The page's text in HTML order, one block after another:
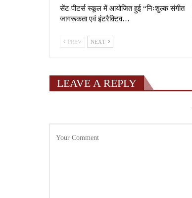
सेंट पीटर्स स्कूल में आयोजित हुई “निःशुल्क संगीत
जागरूकता एवं इंटरैक्टिव…
PREV NEXT
LEAVE A REPLY